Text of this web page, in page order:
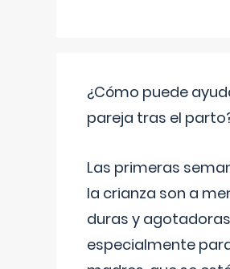
¿Cómo puede
pareja tras el
Las primeras
la crianza son a
duras y
especialmente